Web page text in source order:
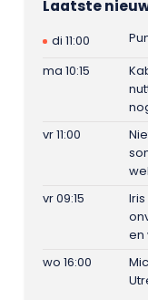
Laatste
di 11:00
ma 10:15
vr 11:00
vr 09:15
en
wo 16:00